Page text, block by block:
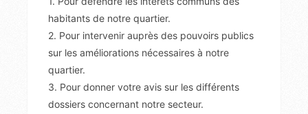
habitants de notre quartier.
2. Pour intervenir auprès des pouvoirs publics
sur les améliorations nécessaires à notre
quartier.
3. Pour donner votre avis sur les différents
dossiers concernant notre secteur.